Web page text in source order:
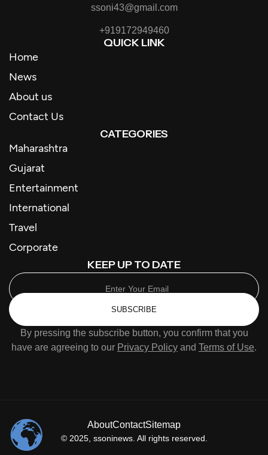
ssoni43@gmail.com
+919172949460
QUICK LINK
Home
News
About us
Contact Us
CATEGORIES
Maharashtra
Gujarat
Entertainment
International
Travel
Corporate
KEEP UP TO DATE
SUBSCRIBE
By pressing the subscribe button, you confirm that you
have are agreeing to our Privacy Policy and Terms of Use.
© 2025, ssoninews. All rights reserved.
AboutContactSitemap